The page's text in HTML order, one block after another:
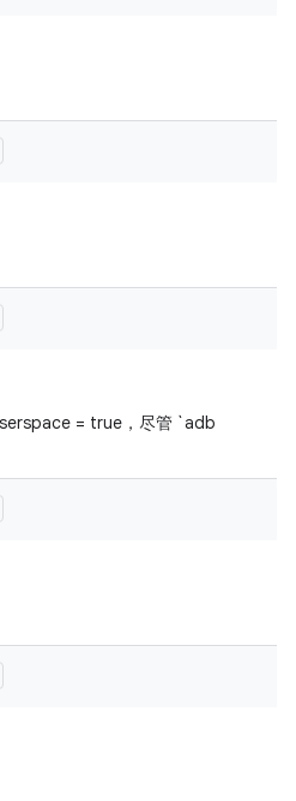
= true，尽管 `adb